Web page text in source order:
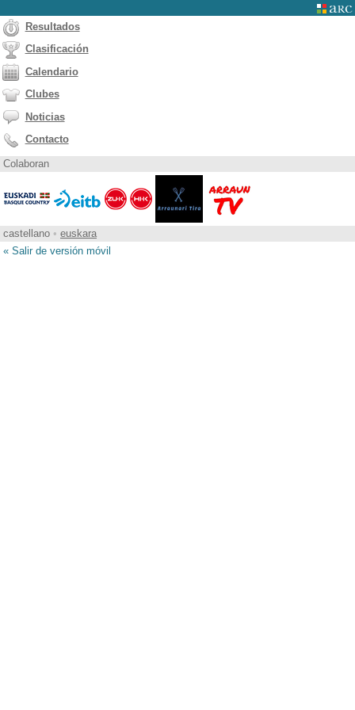
Resultados
Clasificación
Calendario
Clubes
Noticias
Contacto
Colaboran
castellano • euskara
« Salir de versión móvil